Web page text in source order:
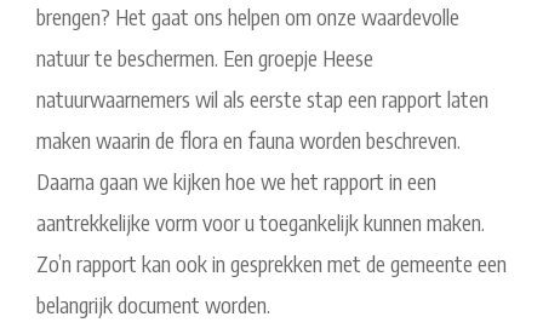
brengen? Het gaat ons helpen om onze waardevolle
natuur te beschermen. Een groepje Heese
natuurwaarnemers wil als eerste stap een rapport laten
maken waarin de flora en fauna worden beschreven.
Daarna gaan we kijken hoe we het rapport in een
aantrekkelijke vorm voor u toegankelijk kunnen maken.
Zo’n rapport kan ook in gesprekken met de gemeente een
belangrijk document worden.